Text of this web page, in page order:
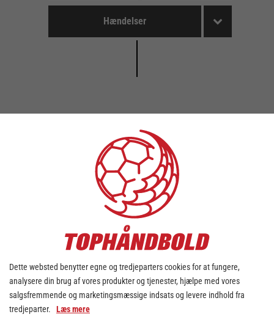
Hændelser
Dette websted benytter egne og tredjeparters cookies for at fungere,
analysere din brug af vores produkter og tjenester, hjælpe med vores
salgsfremmende og marketingsmæssige indsats og levere indhold fra
tredjeparter. Læs mere